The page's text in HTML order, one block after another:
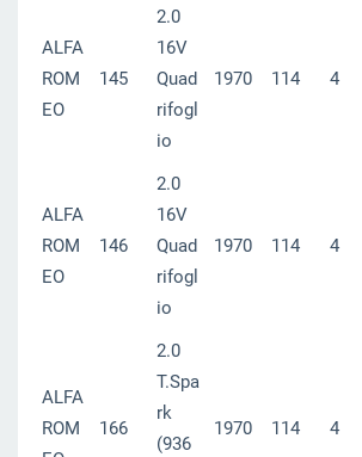
ALFA
ROM
EO
145
2.0
16V
Quad
rifogl
io
1970 114 4
ALFA
ROM
EO
146
2.0
16V
Quad
rifogl
io
1970 114 4
ALFA
ROM
166
2.0
T.Spa
rk
(936
1970 114 4